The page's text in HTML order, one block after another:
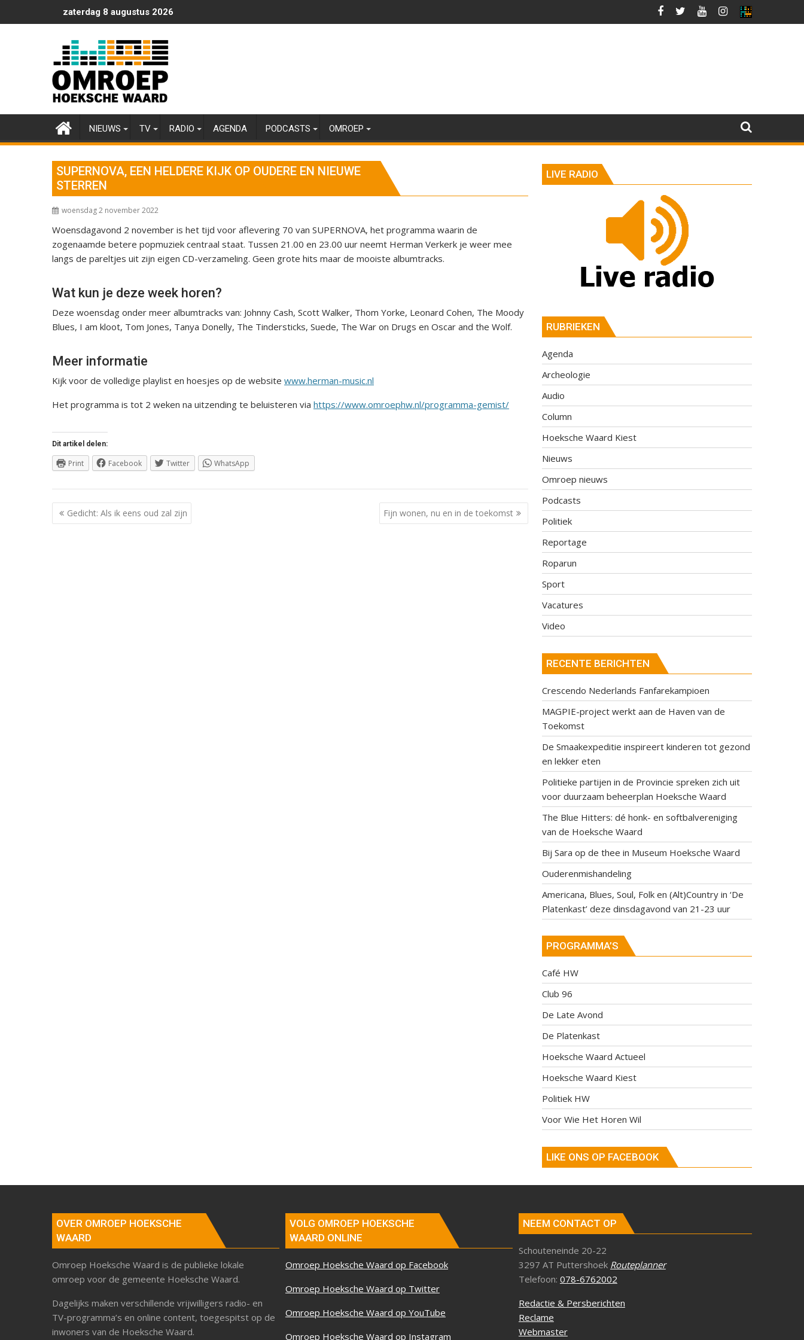
naar
zaterdag 8 augustus 2026
NIEUWS TV RADIO AGENDA PODCASTS OMROEP
SUPERNOVA, EEN HELDERE KIJK OP OUDERE EN NIEUWE
STERREN
woensdag 2 november 2022
Woensdagavond 2 november is het tijd voor aflevering 70 van SUPERNOVA, het programma waarin de
zogenaamde betere popmuziek centraal staat. Tussen 21.00 en 23.00 uur neemt Herman Verkerk je weer mee
langs de pareltjes uit zijn eigen CD-verzameling. Geen grote hits maar de mooiste albumtracks.
Wat kun je deze week horen?
Deze woensdag onder meer albumtracks van: Johnny Cash, Scott Walker, Thom Yorke, Leonard Cohen, The Moody
Blues, I am kloot, Tom Jones, Tanya Donelly, The Tindersticks, Suede, The War on Drugs en Oscar and the Wolf.
Meer informatie
Kijk voor de volledige playlist en hoesjes op de website www.herman-music.nl
Het programma is tot 2 weken na uitzending te beluisteren via https://www.omroephw.nl/programma-gemist/
Dit artikel delen:
Print Facebook Twitter WhatsApp
Berichtnavigatie
Gedicht: Als ik eens oud zal zijn Fijn wonen, nu en in de toekomst
LIVE RADIO
RUBRIEKEN
Agenda
Archeologie
Audio
Column
Hoeksche Waard Kiest
Nieuws
Omroep nieuws
Podcasts
Politiek
Reportage
Roparun
Sport
Vacatures
Video
RECENTE BERICHTEN
Crescendo Nederlands Fanfarekampioen
MAGPIE-project werkt aan de Haven van de
Toekomst
De Smaakexpeditie inspireert kinderen tot gezond
en lekker eten
Politieke partijen in de Provincie spreken zich uit
voor duurzaam beheerplan Hoeksche Waard
The Blue Hitters: dé honk- en softbalvereniging
van de Hoeksche Waard
Bij Sara op de thee in Museum Hoeksche Waard
Ouderenmishandeling
Americana, Blues, Soul, Folk en (Alt)Country in ‘De
Platenkast’ deze dinsdagavond van 21-23 uur
PROGRAMMA’S
Café HW
Club 96
De Late Avond
De Platenkast
Hoeksche Waard Actueel
Hoeksche Waard Kiest
Politiek HW
Voor Wie Het Horen Wil
LIKE ONS OP FACEBOOK
OVER OMROEP HOEKSCHE
WAARD
Omroep Hoeksche Waard is de publieke lokale
omroep voor de gemeente Hoeksche Waard.
Dagelijks maken verschillende vrijwilligers radio- en
TV-programma’s en online content, toegespitst op de
inwoners van de Hoeksche Waard.
VOLG OMROEP HOEKSCHE
WAARD ONLINE
Omroep Hoeksche Waard op Facebook
Omroep Hoeksche Waard op Twitter
Omroep Hoeksche Waard op YouTube
Omroep Hoeksche Waard op Instagram
NEEM CONTACT OP
Schouteneinde 20-22
3297 AT Puttershoek Routeplanner
Telefoon: 078-6762002
Redactie & Persberichten
Reclame
Webmaster